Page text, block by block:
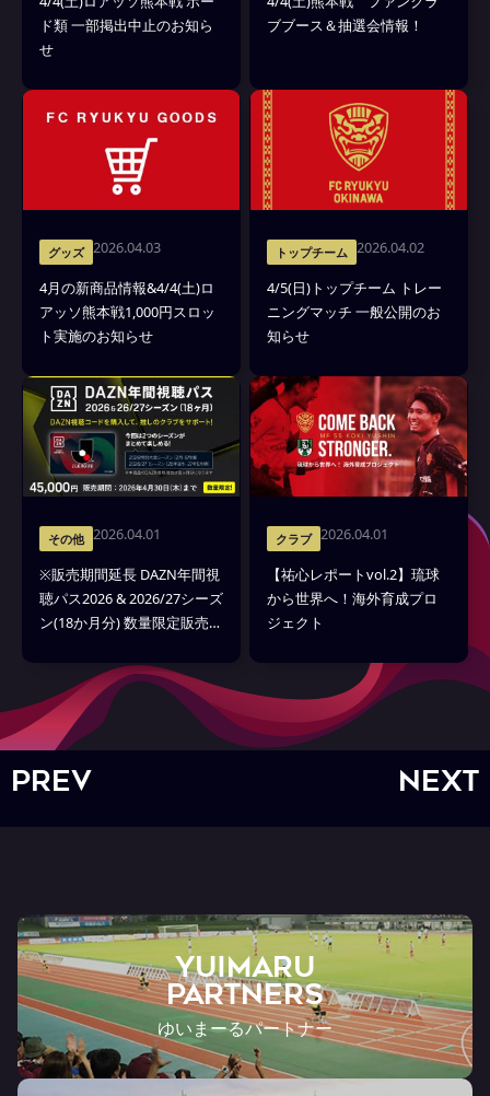
ド類 一部掲出中止のお知ら
せ
ブブース＆抽選会情報！
グッズ 2026.04.03
4月の新商品情報&4/4(土)ロ
アッソ熊本戦1,000円スロッ
ト実施のお知らせ
トップチーム 2026.04.02
4/5(日)トップチーム トレー
ニングマッチ 一般公開のお
知らせ
その他 2026.04.01
※販売期間延長 DAZN年間視
聴パス2026 & 2026/27シーズ
ン(18か月分) 数量限定販売の
クラブ 2026.04.01
【祐心レポートvol.2】琉球
から世界へ！海外育成プロ
ジェクト
PREV NEXT
YUIMARU
Partners
ゆいまーるパートナー